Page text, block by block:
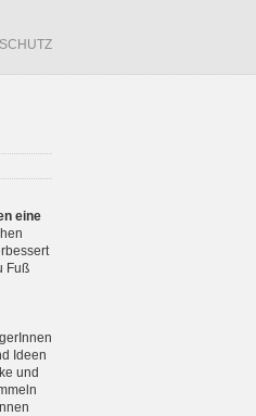
eine
Fuß
Ideen
und